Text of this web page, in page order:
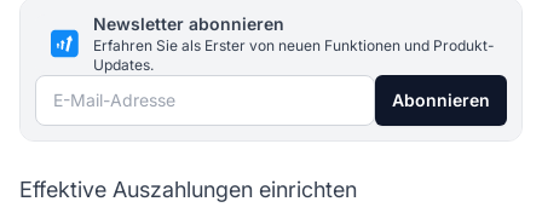
Newsletter abonnieren
Erfahren Sie als Erster von neuen Funktionen und Produkt-
Updates.
E-Mail-Adresse Abonnieren
Effektive Auszahlungen einrichten